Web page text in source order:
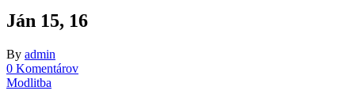
Ján 15, 16
By admin
0 Komentárov
Modlitba